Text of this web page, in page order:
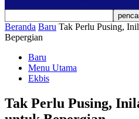
Beranda Baru Tak Perlu Pusing,
Bepergian
Baru
Menu Utama
Ekbis
Tak Perlu Pusing,